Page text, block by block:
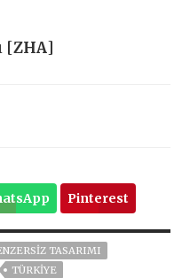
[ZHA]
Pinterest
TASARIMI
TÜRKİYE